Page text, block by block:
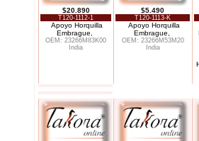
$20.890
T120-1112-1
Apoyo Horquilla
Embrague,
OEM: 23266M83K00
India
$5.490
T120-1113-K
Apoyo Horquilla
Embrague,
OEM: 23266M53M20
India